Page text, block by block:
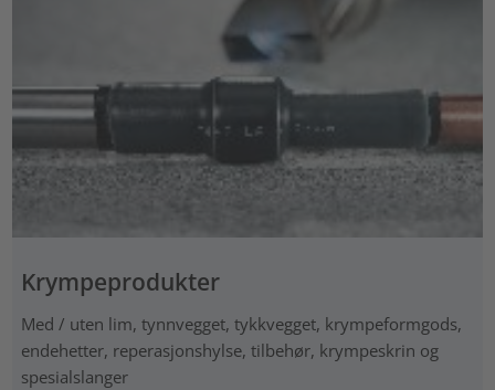
Krympeprodukter
Med / uten lim, tynnvegget, tykkvegget, krympeformgods,
endehetter, reperasjonshylse, tilbehør, krympeskrin og
spesialslanger